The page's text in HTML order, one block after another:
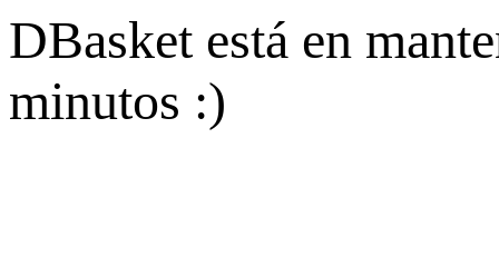
DBasket está en
minutos :)